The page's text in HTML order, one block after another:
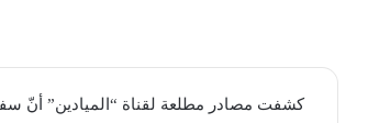
كشفت مصادر مطلعة لقناة “الميادين” أنّ